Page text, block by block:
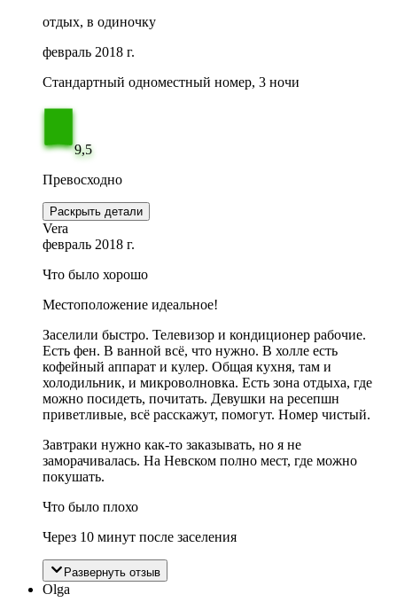
отдых, в одиночку
февраль 2018 г.
Стандартный одноместный номер, 3 ночи
9,5
Превосходно
Раскрыть детали
Vera
февраль 2018 г.
Что было хорошо
Местоположение идеальное!
Заселили быстро. Телевизор и кондиционер рабочие.
Есть фен. В ванной всё, что нужно. В холле есть
кофейный аппарат и кулер. Общая кухня, там и
холодильник, и микроволновка. Есть зона отдыха, где
можно посидеть, почитать. Девушки на ресепшн
приветливые, всё расскажут, помогут. Номер чистый.
Завтраки нужно как-то заказывать, но я не
заморачивалась. На Невском полно мест, где можно
покушать.
Что было плохо
Через 10 минут после заселения
Развернуть отзыв
Olga